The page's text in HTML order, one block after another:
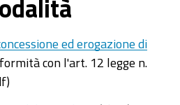
ed erogazione di
con l'art. 12 legge n.